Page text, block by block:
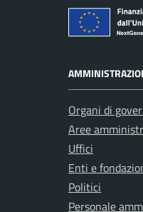
Organi di
Aree
Uffici
Enti e
Politici
Personale